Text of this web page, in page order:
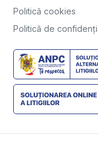
Politică cookies
Politică de